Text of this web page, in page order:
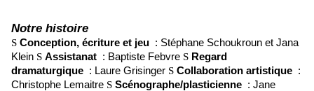
Notre histoire
S Conception, écriture et jeu : Stéphane Schoukroun et Jana
Klein S Assistanat : Baptiste Febvre S Regard
dramaturgique : Laure Grisinger S Collaboration artistique :
Christophe Lemaitre S Scénographe/plasticienne : Jane